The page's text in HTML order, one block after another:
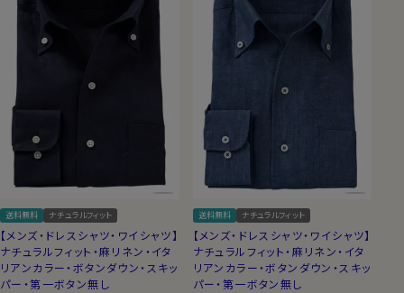
送料無料 ナチュラルフィット
【メンズ・ドレスシャツ・ワイシャツ】
ナチュラルフィット・麻リネン・イタ
リアンカラー・ボタンダウン・スキッ
パー・第一ボタン無し
送料無料 ナチュラルフィット
【メンズ・ドレスシャツ・ワイシャツ】
ナチュラルフィット・麻リネン・イタ
リアンカラー・ボタンダウン・スキッ
パー・第一ボタン無し